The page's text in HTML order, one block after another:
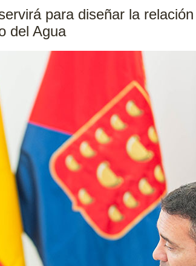
para diseñar la
del Agua